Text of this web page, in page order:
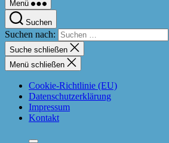
Menü
Suchen
Suchen nach:
Suche schließen
Menü schließen
Cookie-Richtlinie (EU)
Datenschutzerklärung
Impressum
Kontakt